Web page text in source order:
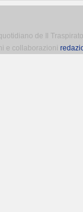
de Il
e collaborazioni